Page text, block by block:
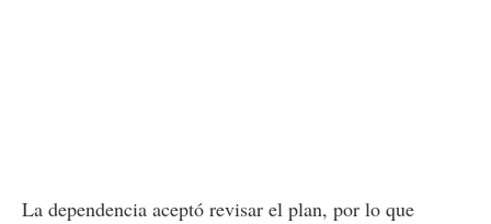
La dependencia aceptó revisar el plan, por lo que